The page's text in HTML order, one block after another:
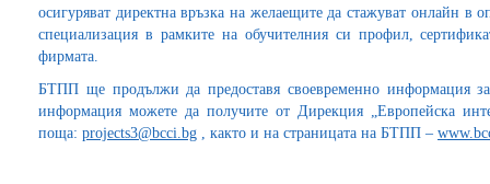
осигуряват директна връзка на желаещите да стажуват онлайн в
специализация в рамките на обучителния си профил,
фирмата.
БТПП ще продължи да предоставя своевременно информация
информация можете да получите от Дирекция „Европейска
поща: projects3@bcci.bg , както и на страницата на БТПП –